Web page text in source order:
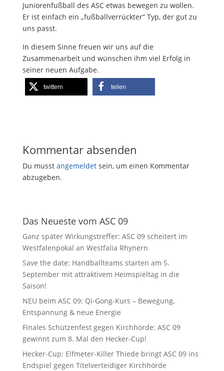
Juniorenfußball des ASC etwas bewegen zu wollen.
Er ist einfach ein „fußballverrückter“ Typ, der gut zu
uns passt.
In diesem Sinne freuen wir uns auf die
Zusammenarbeit und wünschen ihm viel Erfolg in
seiner neuen Aufgabe.
twittern teilen
Kommentar absenden
Du musst angemeldetsein, um einen Kommentar
abzugeben.
Das Neueste vom ASC 09
Ganz später Wirkungstreffer: ASC 09 scheitert im
Westfalenpokal an Westfalia Rhynern
Save the date: Handballteams starten am 5.
September mit attraktivem Heimspieltag in die
Saison!
NEU beim ASC 09: Qi-Gong-Kurs – Bewegung,
Entspannung & neue Energie
Finales Schützenfest gegen Kirchhörde: ASC 09
gewinnt zum 8. Mal den Hecker-Cup!
Hecker-Cup: Elfmeter-Killer Thiede bringt ASC 09 ins
Endspiel gegen Titelverteidiger Kirchhörde